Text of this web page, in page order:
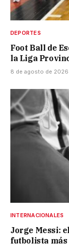
DEPORTES
Foot Ball de
la Liga
8 de agosto de 2026
INTERNACIONALES
Jorge Messi:
futbolista más